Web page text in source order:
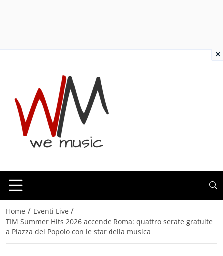
Home / Eventi Live /
TIM Summer Hits 2026 accende Roma: quattro serate gratuite
a Piazza del Popolo con le star della musica
×